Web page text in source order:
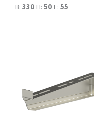
B: 330 H: 50 L: 55